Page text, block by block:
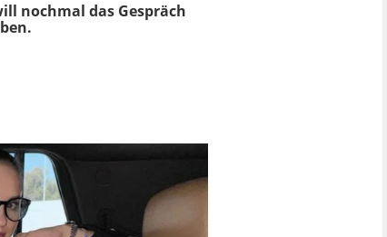
nochmal das Gespräch